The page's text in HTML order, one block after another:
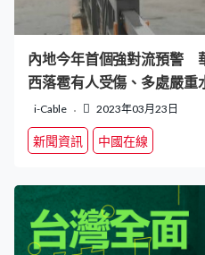
內地今年首個強對流預警
西落雹有人受傷、多處嚴重
i-Cable 2023年03月23日
新聞資訊 中國在線